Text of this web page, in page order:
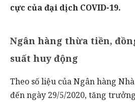
cực của đại dịch COVID-19.
Ngân hàng thừa tiền,
suất huy động
Theo số liệu của Ngân hàng
đến ngày 29/5/2020, tăng